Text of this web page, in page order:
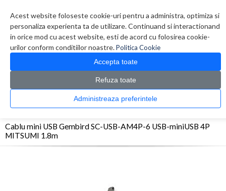
Acest website foloseste cookie-uri pentru a administra, optimiza si
personaliza experienta ta de utilizare. Continuand si interactionand
in orice mod cu acest website, esti de acord cu folosirea cookie-
urilor conform conditiilor noastre.Politica Cookie
Accepta toate
Refuza toate
Administreaza preferintele
0 produs(e)
CATALOG PRODUSE
> Adaptoare/Conectica > Cablu mini USB Gembird SC-USB-
Cablu mini USB Gembird SC-USB-AM4P-6 USB-miniUSB 4P
MITSUMI 1.8m